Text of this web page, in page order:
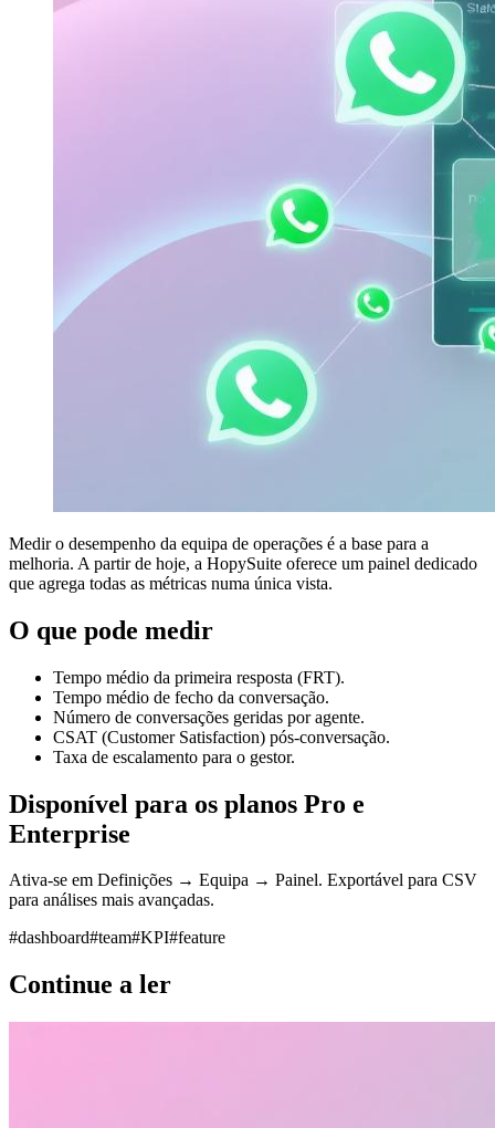
Medir o desempenho da equipa de operações é a base para a
melhoria. A partir de hoje, a HopySuite oferece um painel dedicado
que agrega todas as métricas numa única vista.
O que pode medir
Tempo médio da primeira resposta (FRT).
Tempo médio de fecho da conversação.
Número de conversações geridas por agente.
CSAT (Customer Satisfaction) pós-conversação.
Taxa de escalamento para o gestor.
Disponível para os planos Pro e
Enterprise
Ativa-se em Definições → Equipa → Painel. Exportável para CSV
para análises mais avançadas.
#dashboard#team#KPI#feature
Continue a ler